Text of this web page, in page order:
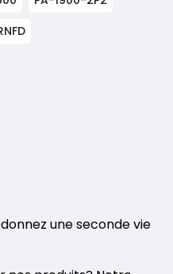
une seconde vie